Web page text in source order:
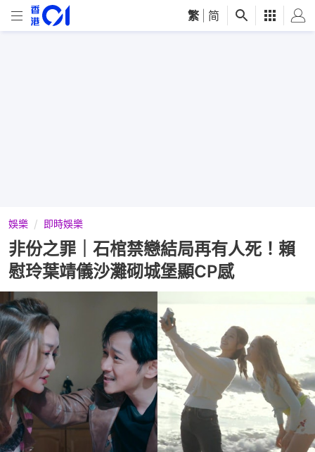
繁 简
娛樂 即時娛樂
非份之罪｜石棺禁戀結局再有人死！賴
慰玲葉靖儀沙灘砌城堡顯CP感